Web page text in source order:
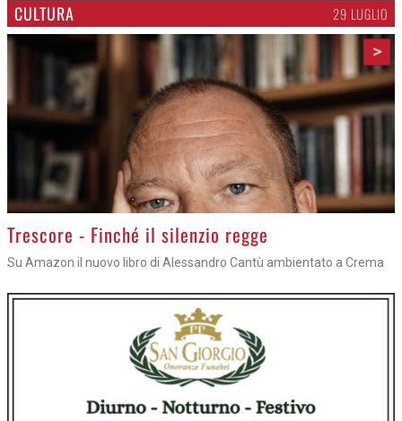
CULTURA 29 LUGLIO
>
Trescore - Finché il silenzio regge
Su Amazon il nuovo libro di Alessandro Cantù ambientato a Crema